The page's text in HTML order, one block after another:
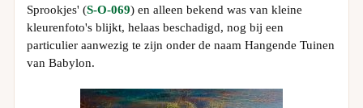
Sprookjes' (S-O-069) en alleen bekend was van kleine
kleurenfoto's blijkt, helaas beschadigd, nog bij een
particulier aanwezig te zijn onder de naam Hangende Tuinen
van Babylon.